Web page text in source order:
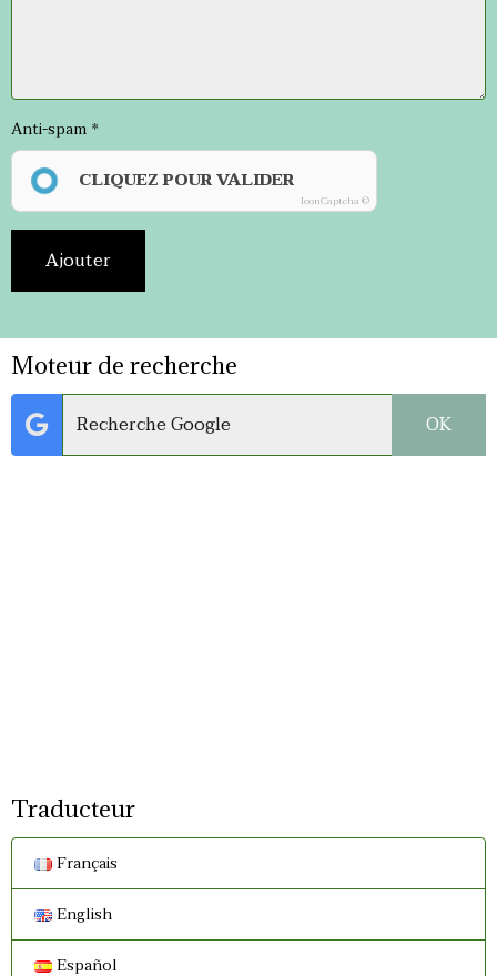
Anti-spam
CLIQUEZ POUR VALIDER
IconCaptcha ©
Ajouter
Moteur de recherche
OK
Traducteur
Français
English
Español